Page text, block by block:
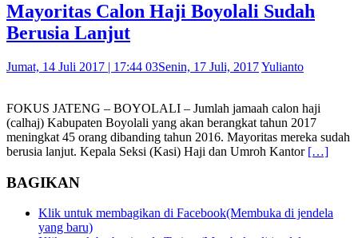
Mayoritas Calon Haji Boyolali Sudah
Berusia Lanjut
Jumat, 14 Juli 2017 | 17:44 03Senin, 17 Juli, 2017Yulianto
FOKUS JATENG – BOYOLALI – Jumlah jamaah calon haji
(calhaj) Kabupaten Boyolali yang akan berangkat tahun 2017
meningkat 45 orang dibanding tahun 2016. Mayoritas mereka sudah
berusia lanjut. Kepala Seksi (Kasi) Haji dan Umroh Kantor […]
BAGIKAN
Klik untuk membagikan di Facebook(Membuka di jendela
yang baru)